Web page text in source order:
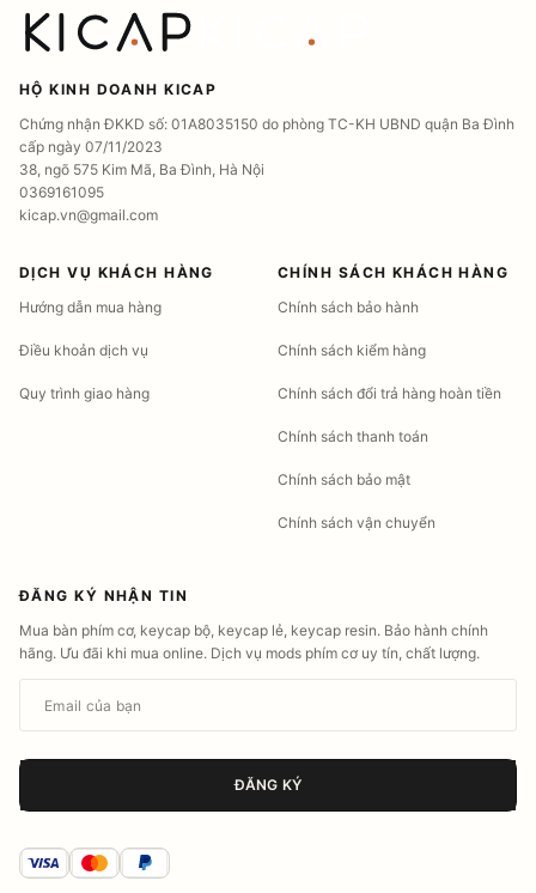
HỘ KINH DOANH KICAP
Chứng nhận ĐKKD số: 01A8035150 do phòng TC-KH UBND quận Ba Đình
cấp ngày 07/11/2023
38, ngõ 575 Kim Mã, Ba Đình, Hà Nội
0369161095
kicap.vn@gmail.com
DỊCH VỤ KHÁCH HÀNG
Hướng dẫn mua hàng
Điều khoản dịch vụ
Quy trình giao hàng
CHÍNH SÁCH KHÁCH HÀNG
Chính sách bảo hành
Chính sách kiểm hàng
Chính sách đổi trả hàng hoàn tiền
Chính sách thanh toán
Chính sách bảo mật
Chính sách vận chuyển
ĐĂNG KÝ NHẬN TIN
Mua bàn phím cơ, keycap bộ, keycap lẻ, keycap resin. Bảo hành chính
hãng. Ưu đãi khi mua online. Dịch vụ mods phím cơ uy tín, chất lượng.
ĐĂNG KÝ